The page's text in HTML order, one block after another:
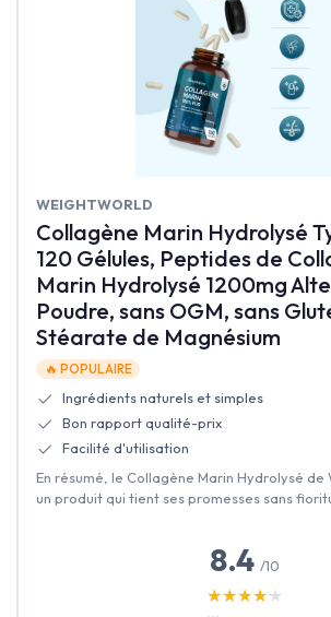
‎WEIGHTWORLD
Collagène Marin Hydrolysé
120 Gélules, Peptides de
Marin Hydrolysé 1200mg
Poudre, sans OGM, sans
Stéarate de Magnésium
🔥 POPULAIRE
Ingrédients naturels et simples
Bon rapport qualité-prix
Facilité d'utilisation
En résumé, le Collagène Marin Hydrolysé
un produit qui tient ses promesses sans
8.4 /10
★★★★★
★★★★★